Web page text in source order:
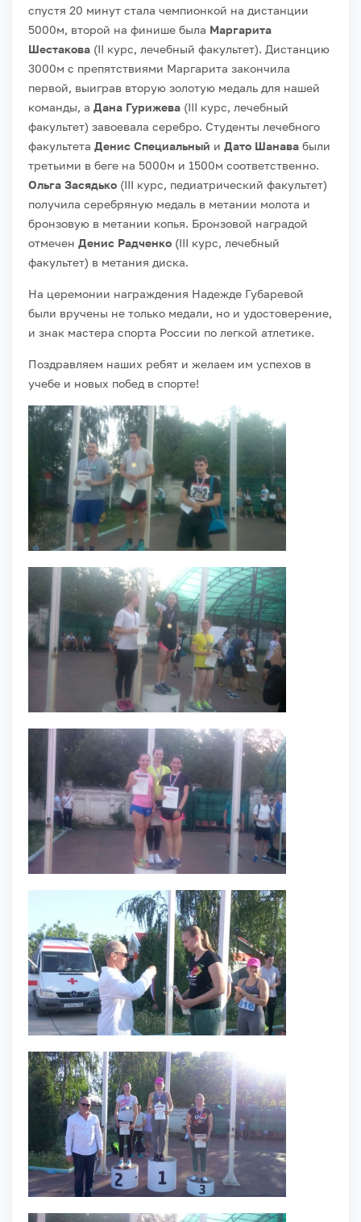
спустя 20 минут стала чемпионкой на дистанции
5000м, второй на финише была Маргарита
Шестакова (II курс, лечебный факультет). Дистанцию
3000м с препятствиями Маргарита закончила
первой, выиграв вторую золотую медаль для нашей
команды, а Дана Гурижева (III курс, лечебный
факультет) завоевала серебро. Студенты лечебного
факультета Денис Специальный и Дато Шанава были
третьими в беге на 5000м и 1500м соответственно.
Ольга Засядько (III курс, педиатрический факультет)
получила серебряную медаль в метании молота и
бронзовую в метании копья. Бронзовой наградой
отмечен Денис Радченко (III курс, лечебный
факультет) в метания диска.
На церемонии награждения Надежде Губаревой
были вручены не только медали, но и удостоверение,
и знак мастера спорта России по легкой атлетике.
Поздравляем наших ребят и желаем им успехов в
учебе и новых побед в спорте!